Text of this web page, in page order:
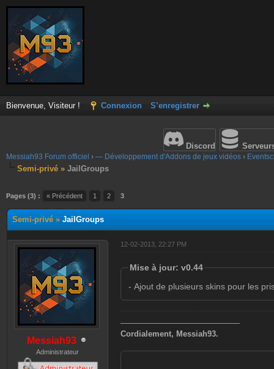
Bienvenue, Visiteur ! Connexion S’enregistrer
Discord
Messiah93 Forum officiel › — Développement d'Addons de jeux vidéos ›
Semi-privé » JailGroups
Pages (3) : « Précédent 1 2 3
Semi-privé » JailGroups
Messiah93
Administrateur
12-02-2013, 22:27 PM
Mise à jour: v0.44
- Ajout de plusieurs skins pour les
———————————————
Cordialement, Messiah93.